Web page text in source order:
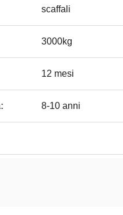
scaffali
3000kg
12 mesi
8-10 anni